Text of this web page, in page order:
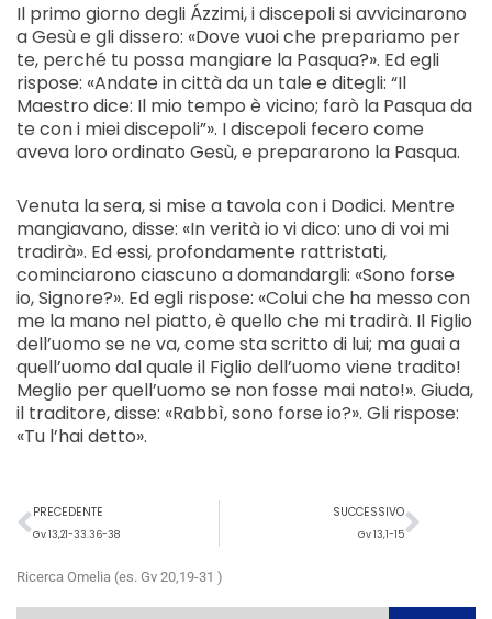
Il primo giorno degli Ázzimi, i discepoli si avvicinarono
a Gesù e gli dissero: «Dove vuoi che prepariamo per
te, perché tu possa mangiare la Pasqua?». Ed egli
rispose: «Andate in città da un tale e ditegli: “Il
Maestro dice: Il mio tempo è vicino; farò la Pasqua da
te con i miei discepoli”». I discepoli fecero come
aveva loro ordinato Gesù, e prepararono la Pasqua.
Venuta la sera, si mise a tavola con i Dodici. Mentre
mangiavano, disse: «In verità io vi dico: uno di voi mi
tradirà». Ed essi, profondamente rattristati,
cominciarono ciascuno a domandargli: «Sono forse
io, Signore?». Ed egli rispose: «Colui che ha messo con
me la mano nel piatto, è quello che mi tradirà. Il Figlio
dell’uomo se ne va, come sta scritto di lui; ma guai a
quell’uomo dal quale il Figlio dell’uomo viene tradito!
Meglio per quell’uomo se non fosse mai nato!». Giuda,
il traditore, disse: «Rabbì, sono forse io?». Gli rispose:
«Tu l’hai detto».
Precedente
PRECEDENTE
Gv 13,21-33.36-38
SUCCESSIVO
Gv 13,1-15
Ricerca Omelia (es. Gv 20,19-31 )